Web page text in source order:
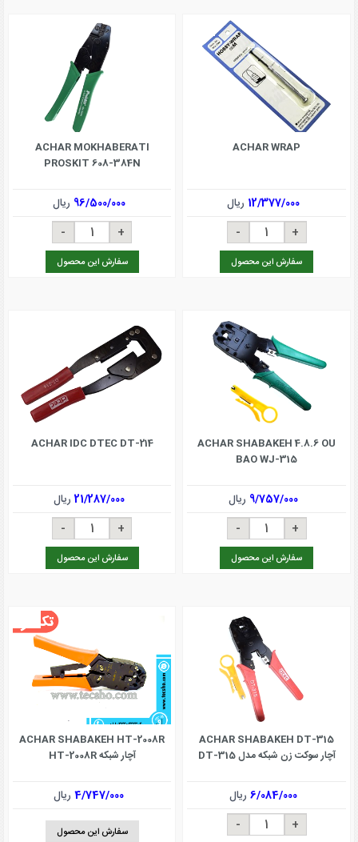
ACHAR WRAP
12/377/000 ریال
سفارش این محصول
ACHAR MOKHABERATI
PROSKIT 608-384N
96/500/000 ریال
سفارش این محصول
ACHAR SHABAKEH 4.8.6 OU
BAO WJ-315
9/757/000 ریال
سفارش این محصول
ACHAR IDC DTEC DT-214
21/287/000ریال
سفارش این محصول
ACHAR SHABAKEH DT-315
آچار سوکت زن شبکه مدل DT-315
6/084/000ریال
ACHAR SHABAKEH HT-2008R
آچار شبکه HT-2008R
4/747/000ریال
سفارش این محصول